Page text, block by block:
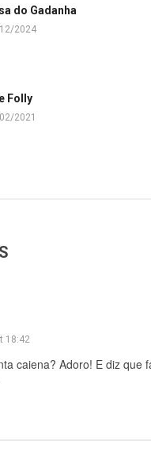
do Gadanha
2024
Folly
2021
18:42
caiena? Adoro! E diz que